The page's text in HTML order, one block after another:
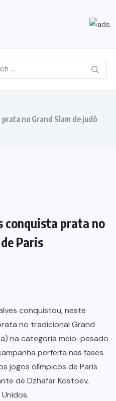
no Grand Slam de judô
conquista prata no
Paris
conquistou, neste
no tradicional Grand
na categoria meio-pesado
perfeita nas fases
jogos olímpicos de Paris
de Dzhafar Kostoev,